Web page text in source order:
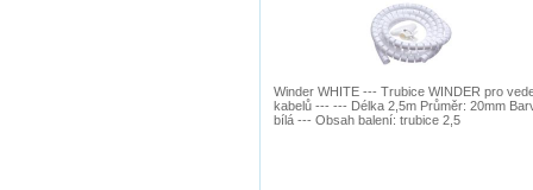
Winder WHITE --- Trubice WINDER pro
kabelů --- --- Délka 2,5m Průměr: 20mm
bílá --- Obsah balení: trubice 2,5